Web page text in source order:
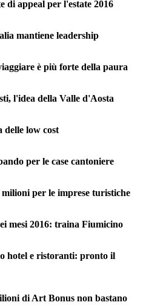
di appeal per l'estate 2016
mantiene leadership
è più forte della paura
l'idea della Valle d'Aosta
delle low cost
per le case cantoniere
per le imprese turistiche
mesi 2016: traina Fiumicino
hotel e ristoranti: pronto il
di Art Bonus non bastano